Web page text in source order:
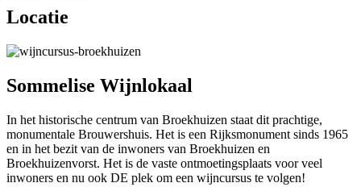
Locatie
Sommelise Wijnlokaal
In het historische centrum van Broekhuizen staat dit prachtige,
monumentale Brouwershuis. Het is een Rijksmonument sinds 1965
en in het bezit van de inwoners van Broekhuizen en
Broekhuizenvorst. Het is de vaste ontmoetingsplaats voor veel
inwoners en nu ook DE plek om een wijncursus te volgen!